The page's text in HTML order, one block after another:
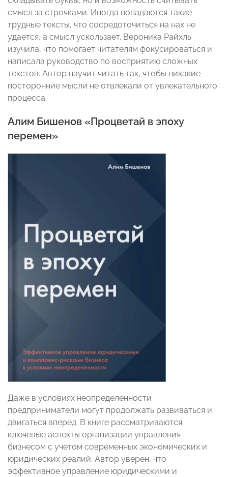
смысл за строчками. Иногда попадаются такие
трудные тексты, что сосредоточиться на нах не
удается, а смысл ускользает. Вероника Райхль
изучила, что помогает читателям фокусироваться и
написала руководство по восприятию сложных
текстов. Автор научит читать так, чтобы никакие
посторонние мысли не отвлекали от увлекательного
процесса.
Алим Бишенов «Процветай в эпоху
перемен»
Даже в условиях неопределенности
предприниматели могут продолжать развиваться и
двигаться вперед. В книге рассматриваются
ключевые аспекты организации управления
бизнесом с учетом современных экономических и
юридических реалий. Автор уверен, что
эффективное управление юридическими и